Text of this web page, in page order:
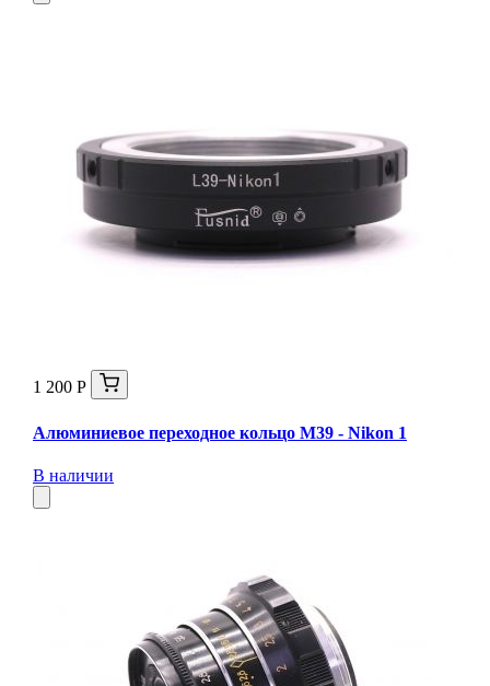
1 200 Р
Алюминиевое переходное кольцо M39 - Nikon 1
В наличии